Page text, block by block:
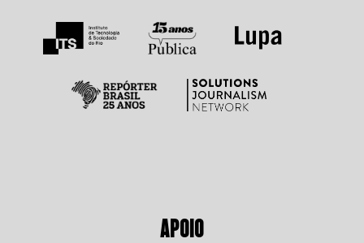
APOIO